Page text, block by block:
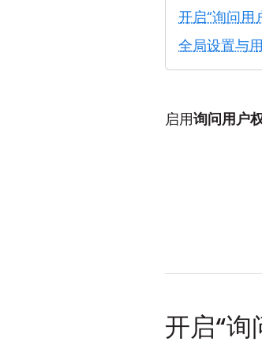
开启“询问用
全局设置与
启用询问用户
开启“询